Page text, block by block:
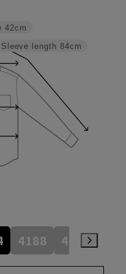
Sleeve length 84cm
42cm
4188 4386